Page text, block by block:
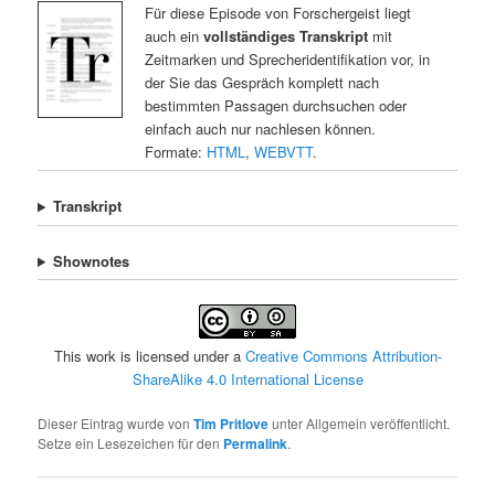
Für diese Episode von Forschergeist liegt
auch ein vollständiges Transkriptmit
Zeitmarken und Sprecheridentifikation vor, in
der Sie das Gespräch komplett nach
bestimmten Passagen durchsuchen oder
einfach auch nur nachlesen können.
Formate: HTML , WEBVTT.
Transkript
Shownotes
This work is licensed under a Creative Commons Attribution-
ShareAlike 4.0 International License
Dieser Eintrag wurde vonTim Pritloveunter Allgemein veröffentlicht.
Setze ein Lesezeichen für den Permalink.